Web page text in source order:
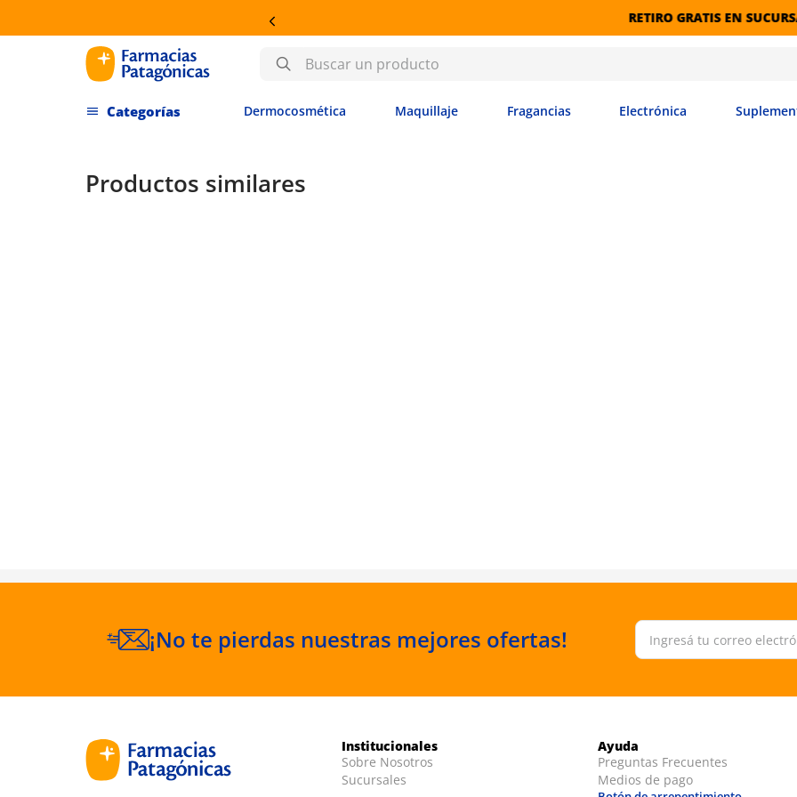
RETIRO GRATIS EN SUCURSALES
Buscar un producto
Dermocosmética Maquillaje Fragancias Electrónica
Productos similares
¡No te pierdas nuestras mejores ofertas!
Institucionales
Sobre Nosotros
Sucursales
Ayuda
Preguntas Frecuentes
Medios de pago